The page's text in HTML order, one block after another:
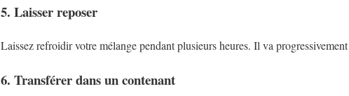
5. Laisser reposer
Laissez refroidir votre mélange pendant plusieurs heures. Il va
6. Transférer dans un contenant